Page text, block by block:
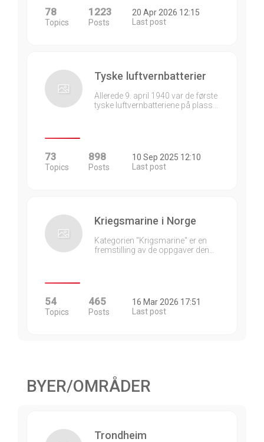
78
Topics
1223
Posts
20 Apr 2026 12:15
Last post
Tyske luftvernbatterier
Allerede 9. april 1940 var de første
tyske luftvernbatteriene på plass…
73
Topics
898
Posts
10 Sep 2025 12:10
Last post
Kriegsmarine i Norge
Kategorien "Krigsmarine" er en
fremstilling av de oppgaver den…
54
Topics
465
Posts
16 Mar 2026 17:51
Last post
BYER/OMRÅDER
Trondheim